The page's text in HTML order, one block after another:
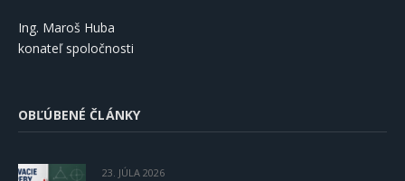
Ing. Maroš Huba
konateľ spoločnosti
OBĽÚBENÉ ČLÁNKY
23. JÚLA 2026